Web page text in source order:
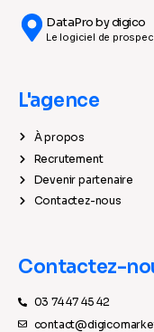
DataPro by digico
Le logiciel de
L'agence
À propos
Recrutement
Devenir partenaire
Contactez-nous
Contactez-
03 74 47 45 42